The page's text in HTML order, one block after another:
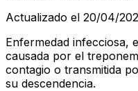
Actualizado el 20/04/
Enfermedad infecciosa,
causada por el
contagio o transmitida
su descendencia.